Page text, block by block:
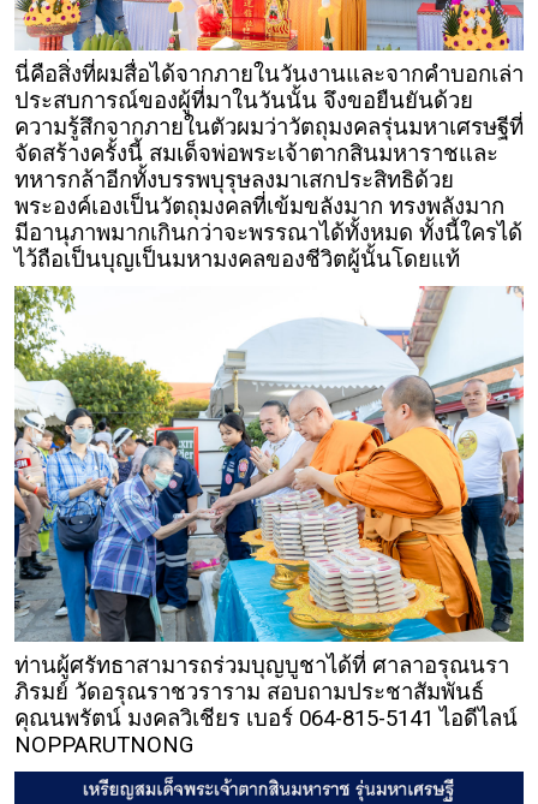
นี่คือสิ่งที่ผมสื่อได้จากภายในวันงานและจากคำบอกเล่า
ประสบการณ์ของผู้ที่มาในวันนั้น จึงขอยืนยันด้วย
ความรู้สึกจากภายในตัวผมว่าวัตถุมงคลรุ่นมหาเศรษฐีที่
จัดสร้างครั้งนี้ สมเด็จพ่อพระเจ้าตากสินมหาราชและ
ทหารกล้าอีกทั้งบรรพบุรุษลงมาเสกประสิทธิด้วย
พระองค์เองเป็นวัตถุมงคลที่เข้มขลังมาก ทรงพลังมาก
มีอานุภาพมากเกินกว่าจะพรรณาได้ทั้งหมด ทั้งนี้ใครได้
ไว้ถือเป็นบุญเป็นมหามงคลของชีวิตผู้นั้นโดยแท้
ท่านผู้ศรัทธาสามารถร่วมบุญบูชาได้ที่ ศาลาอรุณนรา
ภิรมย์ วัดอรุณราชวราราม สอบถามประชาสัมพันธ์
คุณนพรัตน์ มงคลวิเชียร เบอร์ 064-815-5141 ไอดีไลน์
NOPPARUTNONG